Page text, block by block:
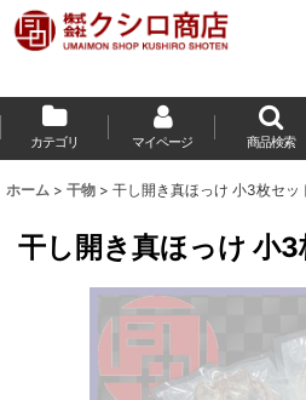
カテゴリ マイページ 商品検索
ホーム > 干物 > 干し開き真ほっけ 小3枚セッ
干し開き真ほっけ 小3